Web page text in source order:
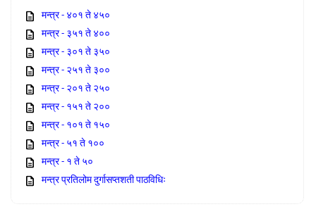
मन्त्र - ४०१ ते ४५०
मन्त्र - ३५१ ते ४००
मन्त्र - ३०१ ते ३५०
मन्त्र - २५१ ते ३००
मन्त्र - २०१ ते २५०
मन्त्र - १५१ ते २००
मन्त्र - १०१ ते १५०
मन्त्र - ५१ ते १००
मन्त्र - १ ते ५०
मन्त्र प्रतिलोम दुर्गासप्तशती पाठविधिः